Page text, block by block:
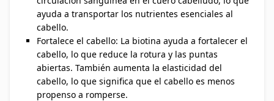
ayuda a transportar los nutrientes esenciales al
cabello.
Fortalece el cabello: La biotina ayuda a fortalecer el
cabello, lo que reduce la rotura y las puntas
abiertas. También aumenta la elasticidad del
cabello, lo que significa que el cabello es menos
propenso a romperse.